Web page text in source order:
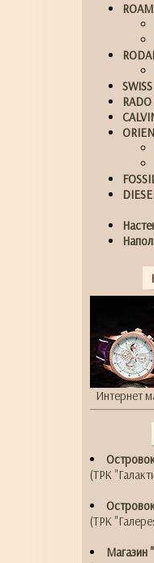
RADO
Интернет
(ТРК
(ТРК
Магазин